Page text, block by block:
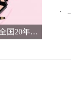
与消费者共赴美好 红花郎绽放全国20年海上邮轮启航